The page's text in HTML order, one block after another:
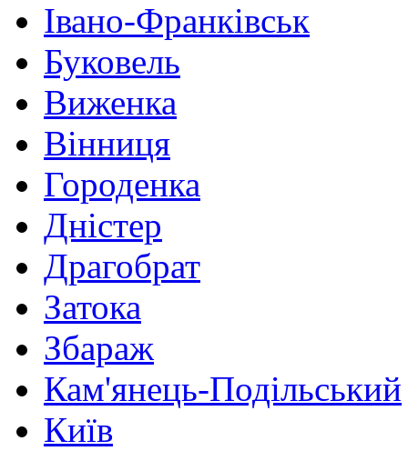
Івано-Франківськ
Буковель
Виженка
Вінниця
Городенка
Дністер
Драгобрат
Затока
Збараж
Кам'янець-Подільський
Київ